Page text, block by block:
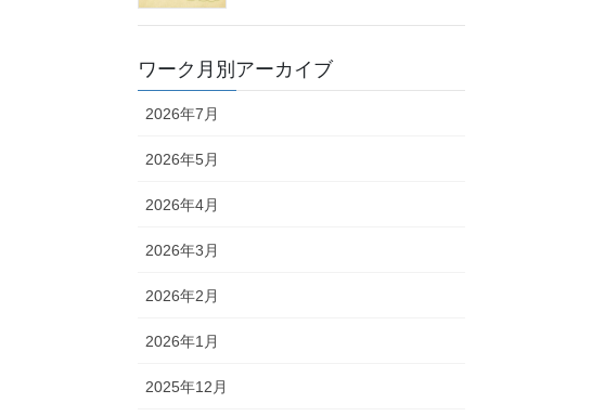
ワーク月別アーカイブ
2026年7月
2026年5月
2026年4月
2026年3月
2026年2月
2026年1月
2025年12月